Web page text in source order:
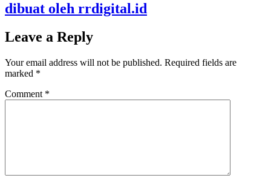
dibuat oleh rrdigital.id
Leave a Reply
Your email address will not be published. Required fields are
marked *
Comment *